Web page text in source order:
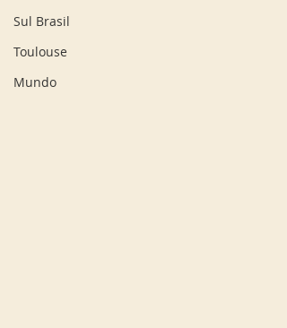
Sul Brasil
Toulouse
Mundo